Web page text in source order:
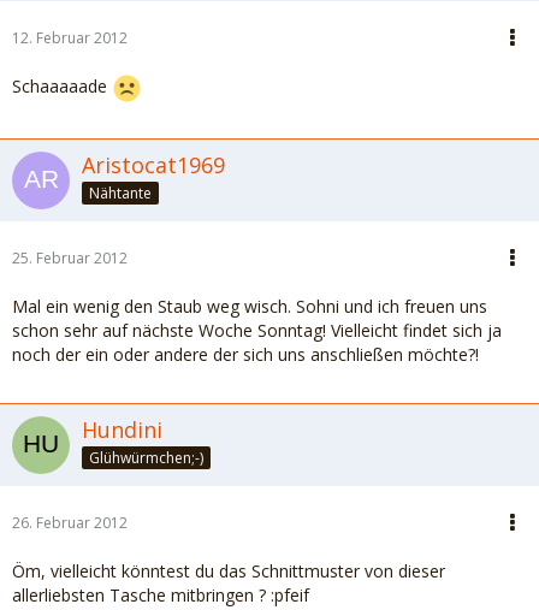
12. Februar 2012
Schaaaaade
Aristocat1969
Nähtante
25. Februar 2012
Mal ein wenig den Staub weg wisch. Sohni und ich freuen uns
schon sehr auf nächste Woche Sonntag! Vielleicht findet sich ja
noch der ein oder andere der sich uns anschließen möchte?!
Hundini
Glühwürmchen;-)
26. Februar 2012
Öm, vielleicht könntest du das Schnittmuster von dieser
allerliebsten Tasche mitbringen ? :pfeif